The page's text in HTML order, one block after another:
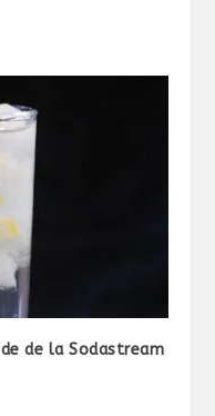
de la Sodastream